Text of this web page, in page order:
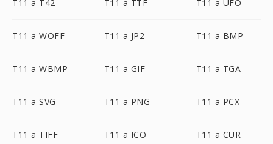
T11 a T42 T11 a TTF T11 a UFO
T11 a WOFF T11 a JP2 T11 a BMP
T11 a WBMP T11 a GIF T11 a TGA
T11 a SVG T11 a PNG T11 a PCX
T11 a TIFF T11 a ICO T11 a CUR